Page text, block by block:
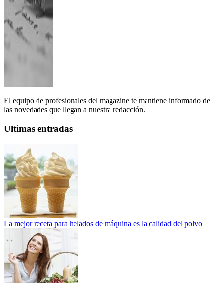
El equipo de profesionales del magazine te mantiene informado de
las novedades que llegan a nuestra redacción.
Ultimas entradas
La mejor receta para helados de máquina es la calidad del polvo